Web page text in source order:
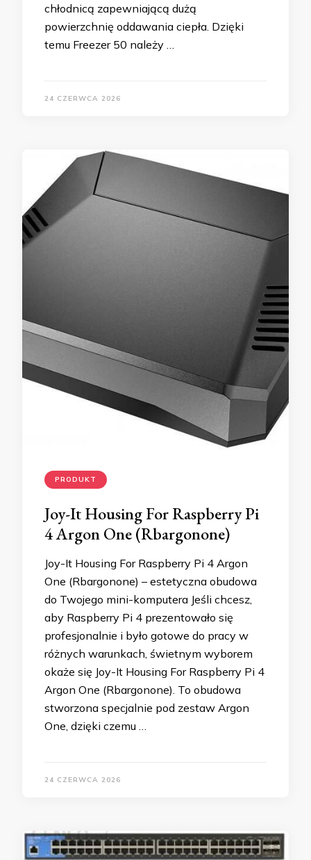
chłodnicą zapewniającą dużą
powierzchnię oddawania ciepła. Dzięki
temu Freezer 50 należy …
24 CZERWCA 2026
PRODUKT
Joy-It Housing For Raspberry Pi
4 Argon One (Rbargonone)
Joy-It Housing For Raspberry Pi 4 Argon
One (Rbargonone) – estetyczna obudowa
do Twojego mini-komputera Jeśli chcesz,
aby Raspberry Pi 4 prezentowało się
profesjonalnie i było gotowe do pracy w
różnych warunkach, świetnym wyborem
okaże się Joy-It Housing For Raspberry Pi 4
Argon One (Rbargonone). To obudowa
stworzona specjalnie pod zestaw Argon
One, dzięki czemu …
24 CZERWCA 2026